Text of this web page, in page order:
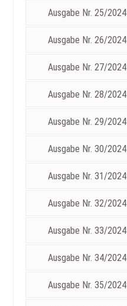
Ausgabe Nr. 25/2024
Ausgabe Nr. 26/2024
Ausgabe Nr. 27/2024
Ausgabe Nr. 28/2024
Ausgabe Nr. 29/2024
Ausgabe Nr. 30/2024
Ausgabe Nr. 31/2024
Ausgabe Nr. 32/2024
Ausgabe Nr. 33/2024
Ausgabe Nr. 34/2024
Ausgabe Nr. 35/2024